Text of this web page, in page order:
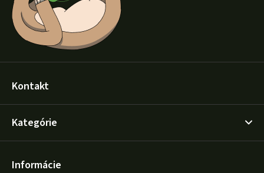
Kontakt
Kategórie
Informácie